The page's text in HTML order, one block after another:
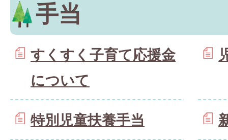
手当
すくすく子育て応援金
について
特別児童扶養手当